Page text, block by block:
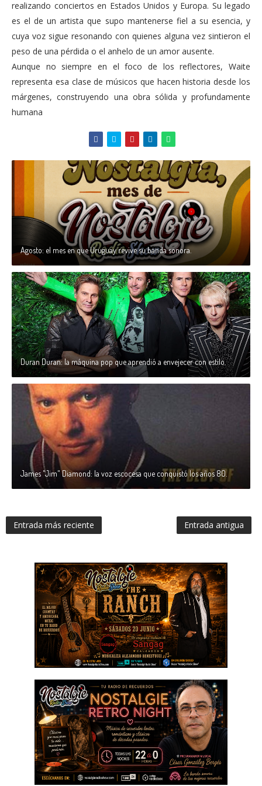
realizando conciertos en Estados Unidos y Europa. Su legado
es el de un artista que supo mantenerse fiel a su esencia, y
cuya voz sigue resonando con quienes alguna vez sintieron el
peso de una pérdida o el anhelo de un amor ausente.
Aunque no siempre en el foco de los reflectores, Waite
representa esa clase de músicos que hacen historia desde los
márgenes, construyendo una obra sólida y profundamente
humana
Agosto: el mes en que Uruguay revive su banda sonora.
Duran Duran: la máquina pop que aprendió a envejecer con estilo.
James "Jim" Diamond: la voz escocesa que conquistó los años 80.
Entrada más reciente Entrada antigua